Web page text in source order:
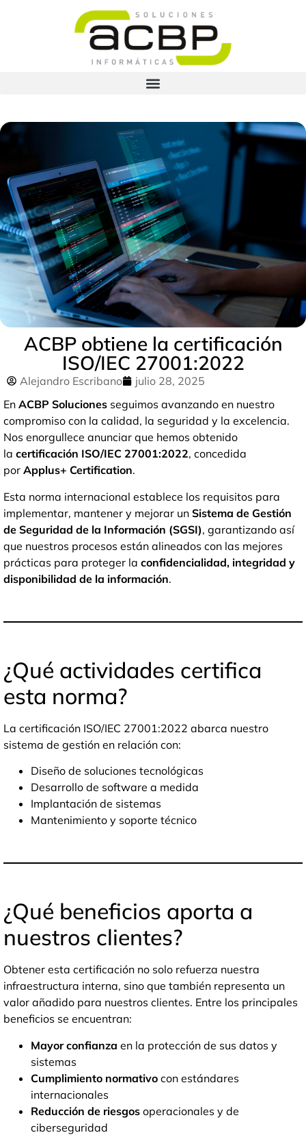
ACBP obtiene la certificación
ISO/IEC 27001:2022
Alejandro Escribano
julio 28, 2025
En ACBP Soluciones seguimos avanzando en nuestro
compromiso con la calidad, la seguridad y la excelencia.
Nos enorgullece anunciar que hemos obtenido
la certificación ISO/IEC 27001:2022, concedida
por Applus+ Certification.
Esta norma internacional establece los requisitos para
implementar, mantener y mejorar un Sistema de Gestión
de Seguridad de la Información (SGSI), garantizando así
que nuestros procesos están alineados con las mejores
prácticas para proteger la confidencialidad, integridad y
disponibilidad de la información.
¿Qué actividades certifica
esta norma?
La certificación ISO/IEC 27001:2022 abarca nuestro
sistema de gestión en relación con:
Diseño de soluciones tecnológicas
Desarrollo de software a medida
Implantación de sistemas
Mantenimiento y soporte técnico
¿Qué beneficios aporta a
nuestros clientes?
Obtener esta certificación no solo refuerza nuestra
infraestructura interna, sino que también representa un
valor añadido para nuestros clientes. Entre los principales
beneficios se encuentran:
Mayor confianza en la protección de sus datos y
sistemas
Cumplimiento normativo con estándares
internacionales
Reducción de riesgos operacionales y de
ciberseguridad